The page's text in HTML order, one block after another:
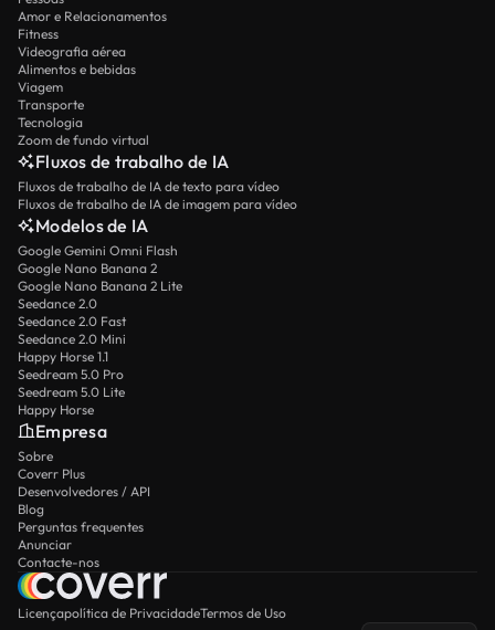
Amor e Relacionamentos
Fitness
Videografia aérea
Alimentos e bebidas
Viagem
Transporte
Tecnologia
Zoom de fundo virtual
Fluxos de trabalho de IA
Fluxos de trabalho de IA de texto para vídeo
Fluxos de trabalho de IA de imagem para vídeo
Modelos de IA
Google Gemini Omni Flash
Google Nano Banana 2
Google Nano Banana 2 Lite
Seedance 2.0
Seedance 2.0 Fast
Seedance 2.0 Mini
Happy Horse 1.1
Seedream 5.0 Pro
Seedream 5.0 Lite
Happy Horse
Empresa
Sobre
Coverr Plus
Desenvolvedores / API
Blog
Perguntas frequentes
Anunciar
Contacte-nos
Licençapolítica de PrivacidadeTermos de Uso